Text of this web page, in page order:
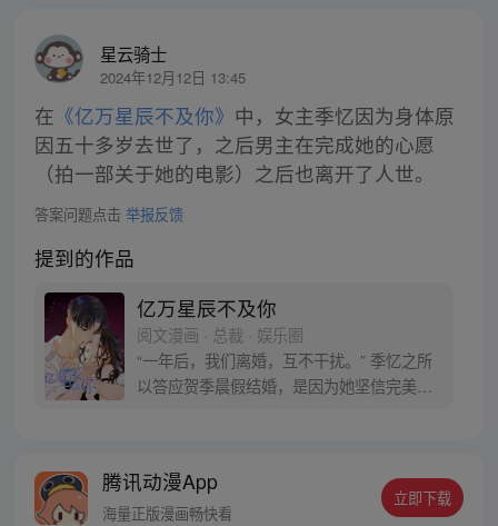
星云骑士
2024年12月12日 13:45
在 《亿万星辰不及你》 中，女主季忆因为身体原
因五十多岁去世了，之后男主在完成她的心愿
（拍一部关于她的电影）之后也离开了人世。
答案问题点击 举报反馈
提到的作品
亿万星辰不及你
阅文漫画 · 总裁 · 娱乐圈
“一年后，我们离婚，互不干扰。” 季忆之所
以答应贺季晨假结婚，是因为她坚信完美情
的腰，爬窗离家出走。就在她沾沾自喜的以
为自己终于逃出魔爪的第二天， 她走到哪
腾讯动漫App
海量正版漫画畅快看
立即下载